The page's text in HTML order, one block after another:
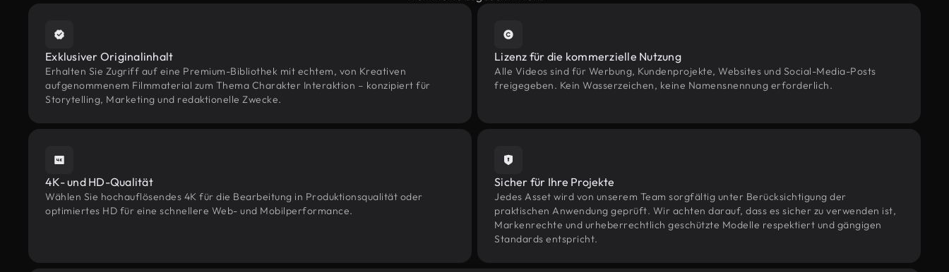
Exklusiver Originalinhalt
Erhalten Sie Zugriff auf eine Premium-Bibliothek mit echtem, von Kreativen
aufgenommenem Filmmaterial zum Thema Charakter Interaktion – konzipiert für
Storytelling, Marketing und redaktionelle Zwecke.
Lizenz für die kommerzielle Nutzung
Alle Videos sind für Werbung, Kundenprojekte, Websites und Social-Media-Posts
freigegeben. Kein Wasserzeichen, keine Namensnennung erforderlich.
4K- und HD-Qualität
Wählen Sie hochauflösendes 4K für die Bearbeitung in Produktionsqualität oder
optimiertes HD für eine schnellere Web- und Mobilperformance.
Sicher für Ihre Projekte
Jedes Asset wird von unserem Team sorgfältig unter Berücksichtigung der
praktischen Anwendung geprüft. Wir achten darauf, dass es sicher zu verwenden ist,
Markenrechte und urheberrechtlich geschützte Modelle respektiert und gängigen
Standards entspricht.